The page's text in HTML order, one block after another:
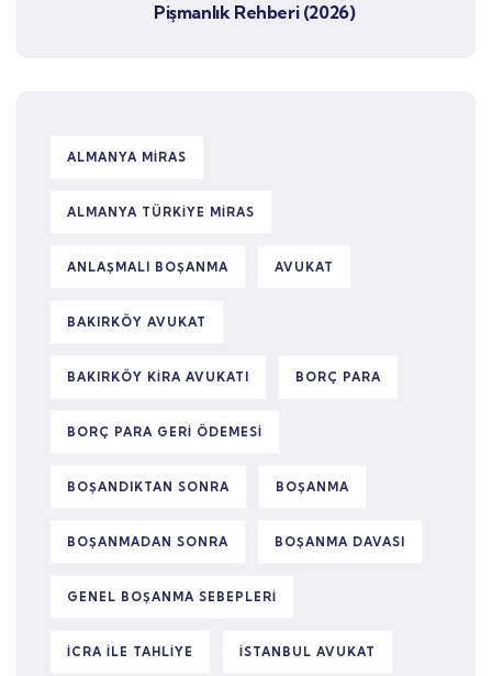
Pişmanlık Rehberi (2026)
ALMANYA MIRAS
ALMANYA TÜRKIYE MIRAS
ANLAŞMALI BOŞANMA AVUKAT
BAKIRKÖY AVUKAT
BAKIRKÖY KIRA AVUKATI BORÇ PARA
BORÇ PARA GERI ÖDEMESI
BOŞANDIKTAN SONRA BOŞANMA
BOŞANMADAN SONRA BOŞANMA DAVASI
GENEL BOŞANMA SEBEPLERI
ICRA ILE TAHLIYE ISTANBUL AVUKAT